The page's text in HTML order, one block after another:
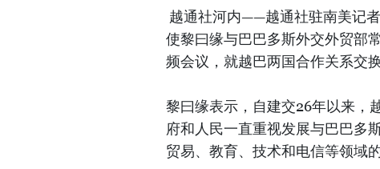
越通社河内——越通社驻南美记
使黎曰缘与巴巴多斯外交外贸部
频会议，就越巴两国合作关系交换
黎曰缘表示，自建交26年以来，
府和人民一直重视发展与巴巴多
贸易、教育、技术和电信等领域的